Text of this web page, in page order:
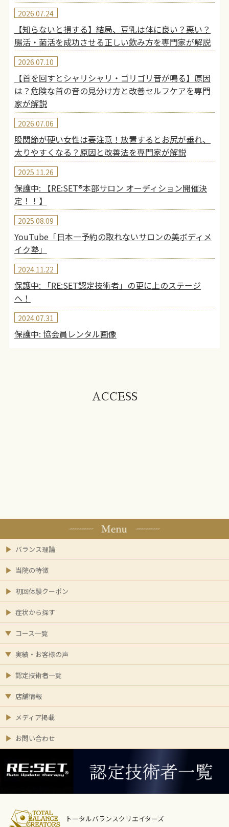
【知らないと損する】結局、豆乳は体に良い？悪い？
腸活・菌活を成功させる正しい飲み方を専門家が解説
2026.07.24
【首を回すとシャリシャリ・ゴリゴリ音が鳴る】原因
は？危険な首の音の見分け方と改善セルフケアを専門
家が解説
2026.07.10
股関節が硬い女性は要注意！放置するとお尻が垂れ、
太りやすくなる？原因と改善法を専門家が解説
2026.07.06
保護中: 【RE:SET®︎本部サロン オーディション開催決
定！！】
2025.11.26
YouTube「日本一予約の取れないサロンの美ボディメ
イク塾」
2025.08.09
保護中: 「RE:SET認定技術者」の更に上のステージ
へ！
2024.11.22
保護中: 協会員レンタル画像
2024.07.31
ACCESS
バランス理論
当院の特徴
初回体験クーポン
症状から探す
コース一覧
実績・お客様の声
認定技術者一覧
店舗情報
メディア掲載
お問い合わせ
トータルバランスクリエイターズ